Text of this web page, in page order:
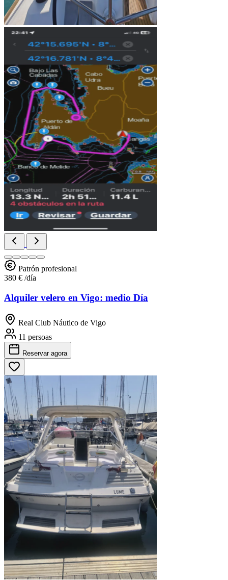
Patrón profesional
380 € /día
Alquiler velero en Vigo: medio Día
Real Club Náutico de Vigo
11 persoas
Reservar agora